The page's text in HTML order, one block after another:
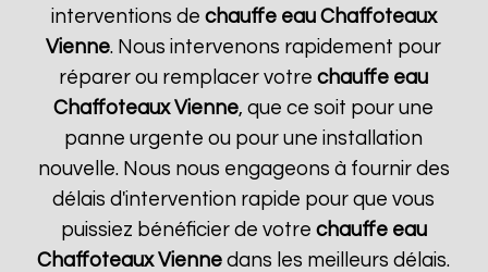
interventions de chauffe eau Chaffoteaux
Vienne. Nous intervenons rapidement pour
réparer ou remplacer votrechauffe eau
Chaffoteaux Vienne, que ce soit pour une
panne urgente ou pour une installation
nouvelle. Nous nous engageons à fournir des
délais d'intervention rapide pour que vous
puissiez bénéficier de votre chauffe eau
Chaffoteaux Vienne dans les meilleurs délais.